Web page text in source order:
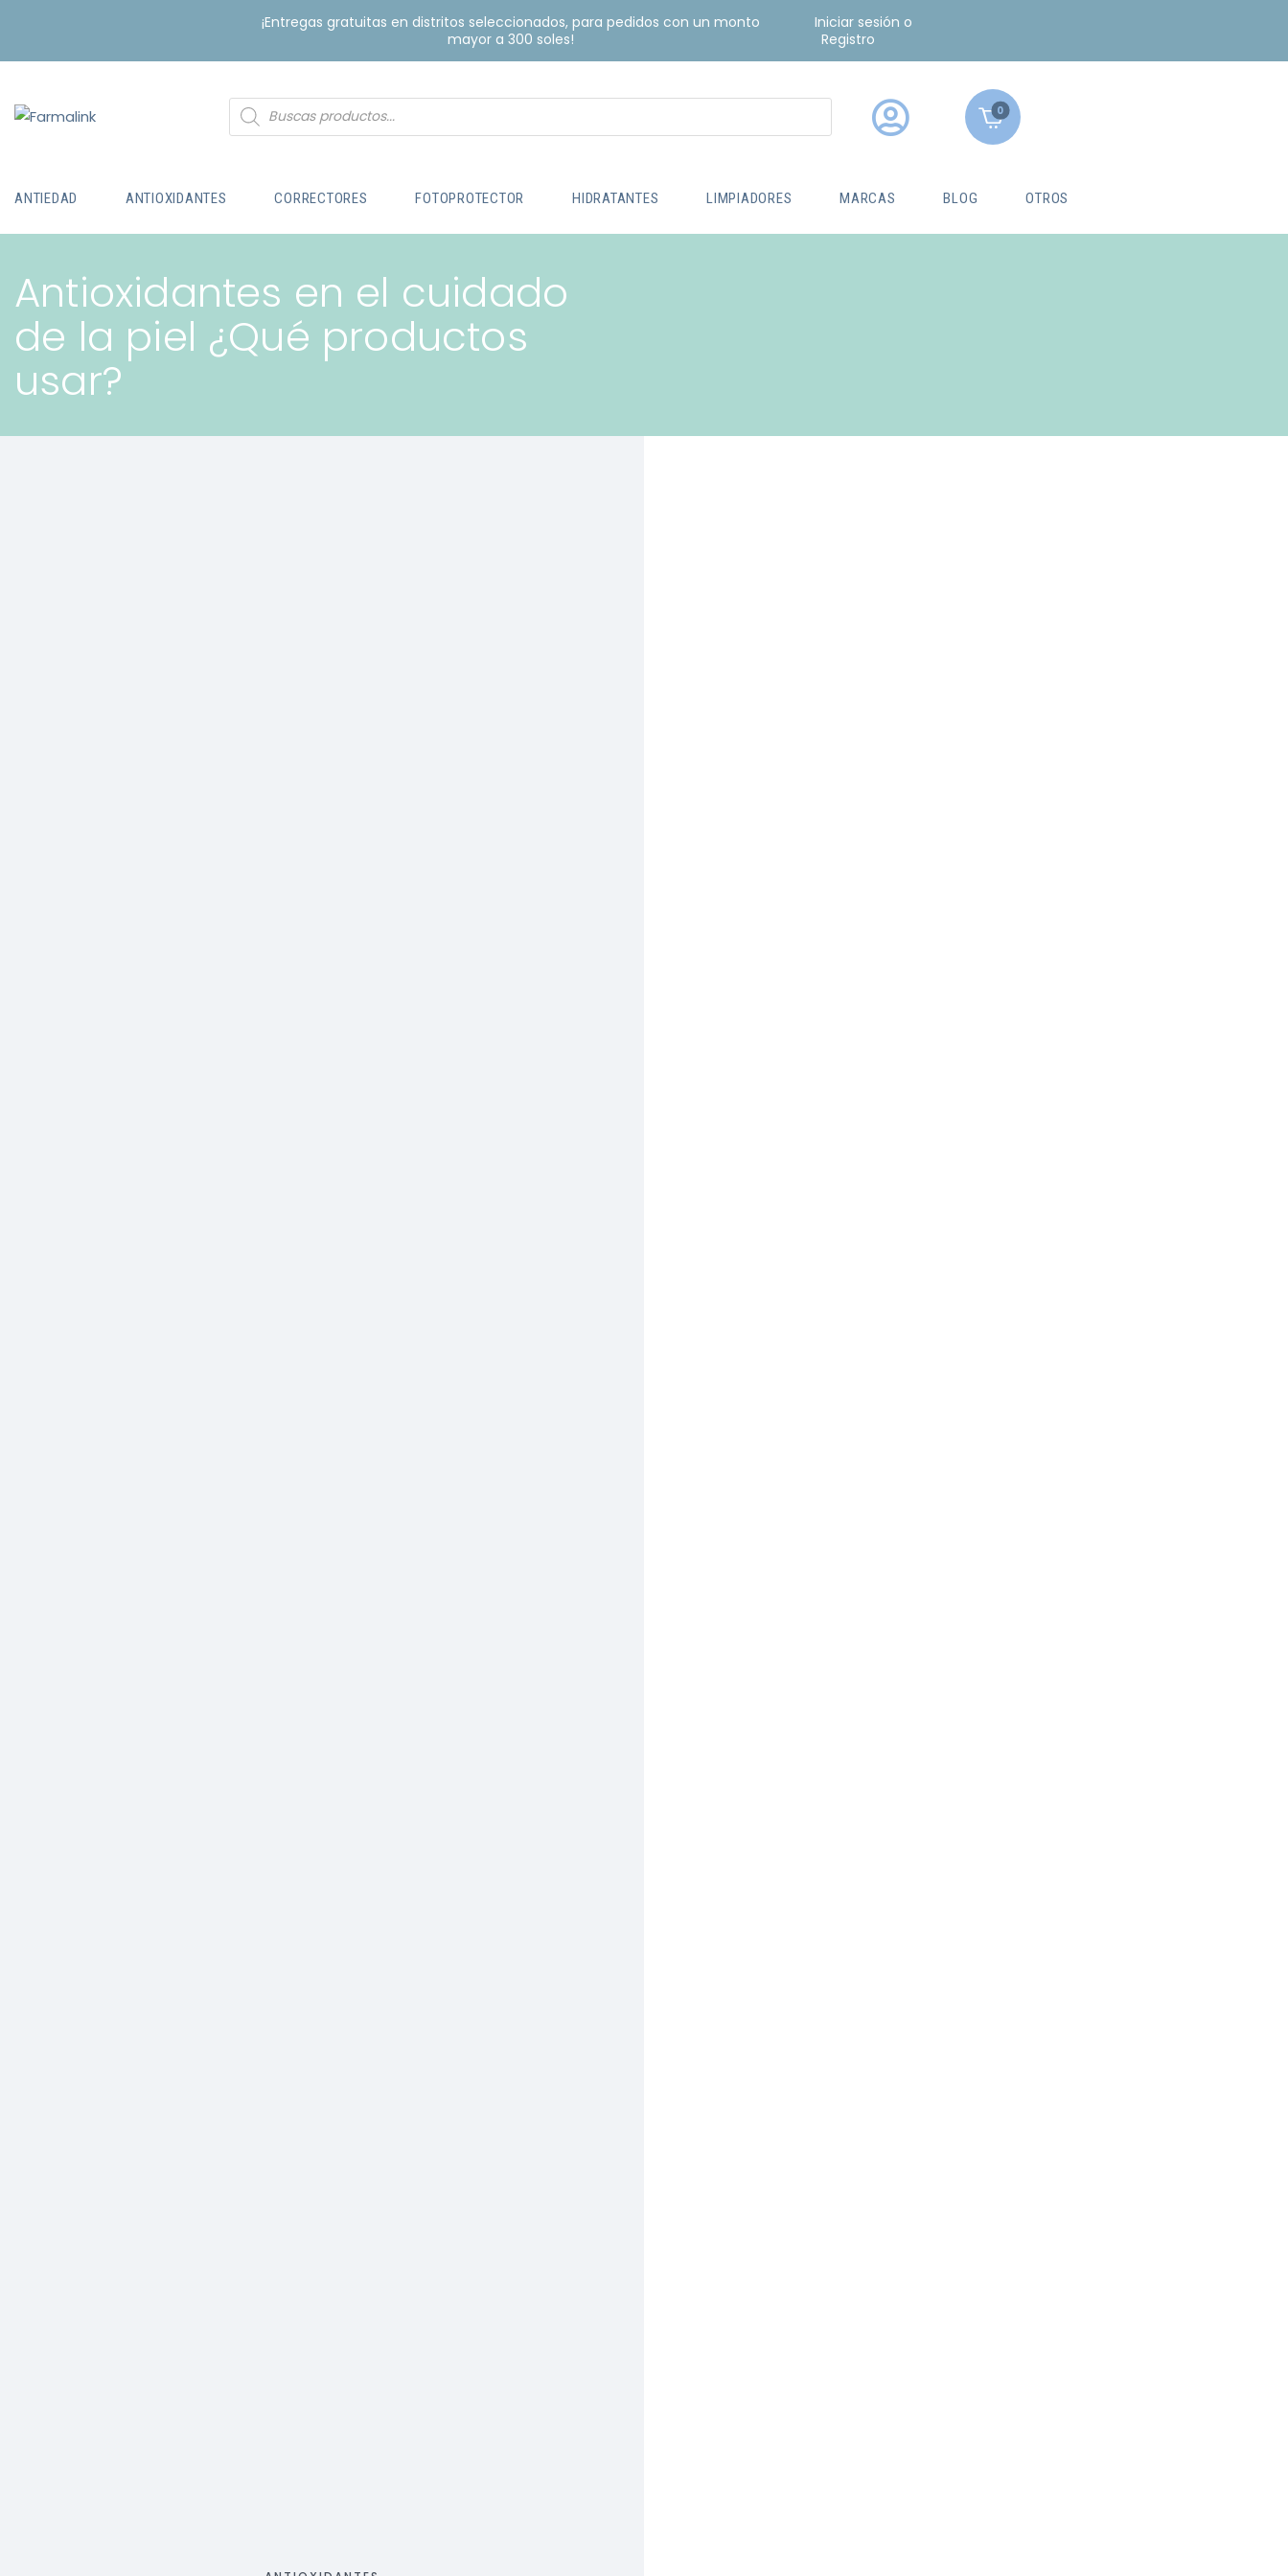
¡Entregas gratuitas en distritos seleccionados, para pedidos con un monto
mayor a 300 soles!
Iniciar sesión o
Registro
0
ANTIEDAD ANTIOXIDANTES CORRECTORES FOTOPROTECTOR HIDRATANTES LIMPIADORES MARCAS BLOG OTROS
Antioxidantes en el cuidado
de la piel ¿Qué productos
usar?